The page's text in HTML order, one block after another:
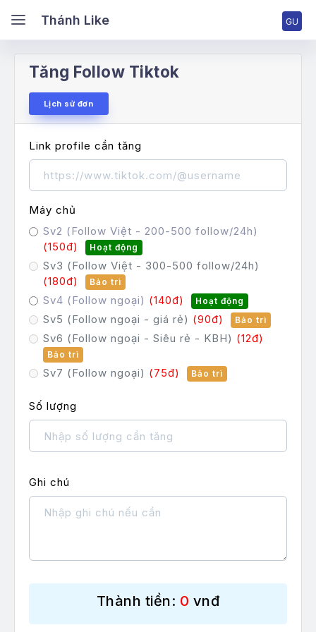
Thánh Like
Like
chủ
nhập tài khoản
ký tài khoản
giá & Cấp bậc
vụ Facebook
vụ TikTok
Follow Tiktok
Like (Tym) Tiktok
Comment Tiktok
View Video Tiktok
Share Livestream
Tăng Follow Tiktok
Lịch sử đơn
Link profile cần tăng
Máy chủ
Sv2 (Follow Việt - 200-500 follow/24h)
(150đ)
Hoạt động
Sv3 (Follow Việt - 300-500 follow/24h)
(180đ)
Bảo trì
Sv4 (Follow ngoại) (140đ) Hoạt động
Sv5 (Follow ngoại - giá rẻ) (90đ) Bảo trì
Sv6 (Follow ngoại - Siêu rẻ - KBH) (12đ)
Bảo trì
Sv7 (Follow ngoại) (75đ) Bảo trì
Số lượng
Ghi chú
Thành tiền: 0 vnđ